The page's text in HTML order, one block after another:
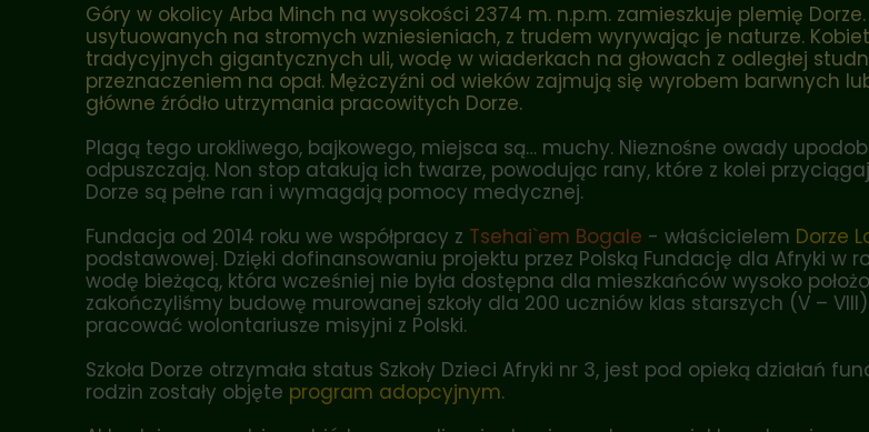
Góry w okolicy Arba Minch na wysokości 2374 m. n.p.m. zamieszkuje plemię
usytuowanych na stromych wzniesieniach, z trudem wyrywając je naturze.
tradycyjnych gigantycznych uli, wodę w wiaderkach na głowach z odległej
przeznaczeniem na opał. Mężczyźni od wieków zajmują się wyrobem barwnych
główne źródło utrzymania pracowitych Dorze.
Plagą tego urokliwego, bajkowego, miejsca są… muchy. Nieznośne owady
odpuszczają. Non stop atakują ich twarze, powodując rany, które z kolei
Dorze są pełne ran i wymagają pomocy medycznej.
Fundacja od 2014 roku we współpracy z Tsehai`em Bogale - właścicielem Dorze
podstawowej. Dzięki dofinansowaniu projektu przez Polską Fundację dla Afryki w
wodę bieżącą, która wcześniej nie była dostępna dla mieszkańców wysoko
zakończyliśmy budowę murowanej szkoły dla 200 uczniów klas starszych (V –
pracować wolontariusze misyjni z Polski.
Szkoła Dorze otrzymała status Szkoły Dzieci Afryki nr 3, jest pod opieką działań
rodzin zostały objęte program adopcyjnym.